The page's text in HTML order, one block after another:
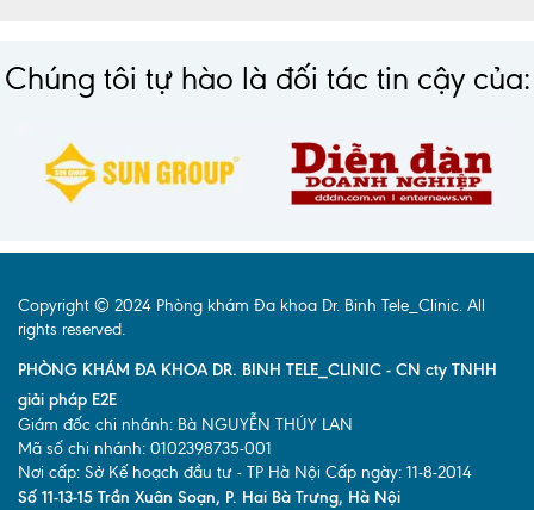
Chúng tôi tự hào là đối tác tin cậy của:
Copyright © 2024 Phòng khám Đa khoa Dr. Binh Tele_Clinic. All
rights reserved.
PHÒNG KHÁM ĐA KHOA DR. BINH TELE_CLINIC - CN cty TNHH
giải pháp E2E
Giám đốc chi nhánh: Bà NGUYỄN THÚY LAN
Mã số chi nhánh: 0102398735-001
Nơi cấp: Sở Kế hoạch đầu tư - TP Hà Nội Cấp ngày: 11-8-2014
Số 11-13-15 Trần Xuân Soạn, P. Hai Bà Trưng, Hà Nội